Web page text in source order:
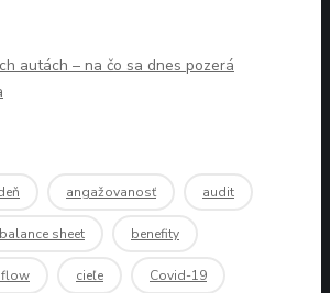
autách – na čo sa dnes pozerá
angažovanosť audit
balance sheet benefity
flow cieľe Covid-19